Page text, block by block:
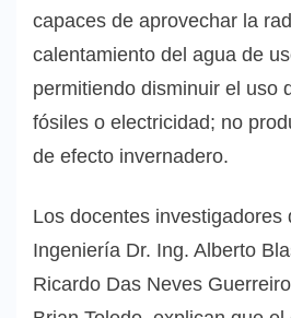
capaces de aprovechar la
calentamiento del agua de
permitiendo disminuir el uso
fósiles o electricidad; no
de efecto invernadero.
Los docentes investigadores
Ingeniería Dr. Ing. Alberto
Ricardo Das Neves